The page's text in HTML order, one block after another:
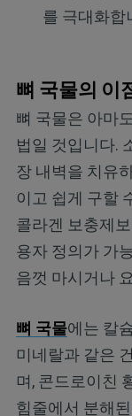
를 극대화합
뼈 국물의 이
뼈 국물은 아마
법일 것입니다.
장 내벽을 치유
이고 쉽게 구할
콜라겐 보충제
용자 정의가 가
음껏 마시거나
뼈 국물에는 칼
미네랄과 같은
며, 콘드로이친
힘줄에서 분해